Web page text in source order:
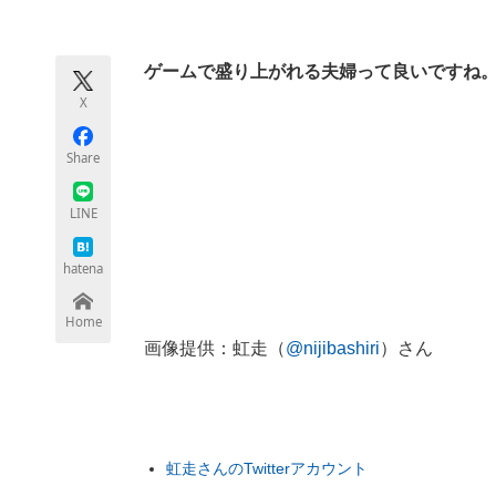
X
Share
LINE
hatena
Home
ゲームで盛り上がれる夫婦って良いですね。
画像提供：虹走（@nijibashiri）さん
虹走さんのTwitterアカウント